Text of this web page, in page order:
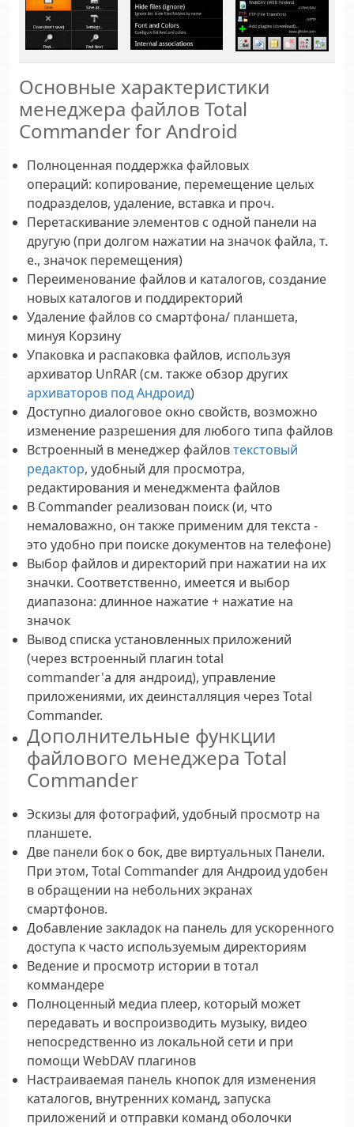
Основные характеристики
менеджера файлов Total
Commander for Android
Полноценная поддержка файловых
операций: копирование, перемещение целых
подразделов, удаление, вставка и проч.
Перетаскивание элементов с одной панели на
другую (при долгом нажатии на значок файла, т.
е., значок перемещения)
Переименование файлов и каталогов, создание
новых каталогов и поддиректорий
Удаление файлов со смартфона/ планшета,
минуя Корзину
Упаковка и распаковка файлов, используя
архиватор UnRAR (см. также обзор других
архиваторов под Андроид)
Доступно диалоговое окно свойств, возможно
изменение разрешения для любого типа файлов
Встроенный в менеджер файловтекстовый
редактор, удобный для просмотра,
редактирования и менеджмента файлов
В Commander реализован поиск (и, что
немаловажно, он также применим для текста -
это удобно при поиске документов на телефоне)
Выбор файлов и директорий при нажатии на их
значки. Соответственно, имеется и выбор
диапазона: длинное нажатие + нажатие на
значок
Вывод списка установленных приложений
(через встроенный плагин total
commander'а для андроид), управление
приложениями, их деинсталляция через Total
Commander.
Дополнительные функции
файлового менеджера Total
Commander
Эскизы для фотографий, удобный просмотр на
планшете.
Две панели бок о бок, две виртуальных Панели.
При этом, Total Commander для Андроид удобен
в обращении на небольних экранах
смартфонов.
Добавление закладок на панель для ускоренного
доступа к часто используемым директориям
Ведение и просмотр истории в тотал
коммандере
Полноценный медиа плеер, который может
передавать и воспроизводить музыку, видео
непосредственно из локальной сети и при
помощи WebDAV плагинов
Настраиваемая панель кнопок для изменения
каталогов, внутренних команд, запуска
приложений и отправки команд оболочки